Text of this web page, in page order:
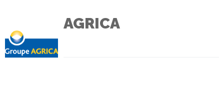
AGRICA